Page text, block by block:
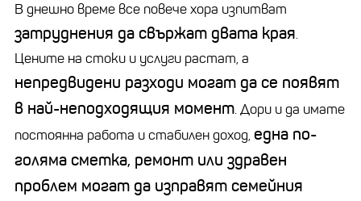
В днешно време все повече хора изпитват
затруднения да свържат двата края.
Цените на стоки и услуги растат, а
непредвидени разходи могат да се появят
в най-неподходящия момент. Дори и да имате
постоянна работа и стабилен доход, една по-
голяма сметка, ремонт или здравен
проблем могат да изправят семейния